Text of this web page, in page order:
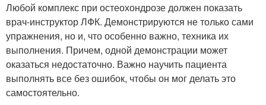
Любой комплекс при остеохондрозе должен показать
врач-инструктор ЛФК. Демонстрируются не только сами
упражнения, но и, что особенно важно, техника их
выполнения. Причем, одной демонстрации может
оказаться недостаточно. Важно научить пациента
выполнять все без ошибок, чтобы он мог делать это
самостоятельно.